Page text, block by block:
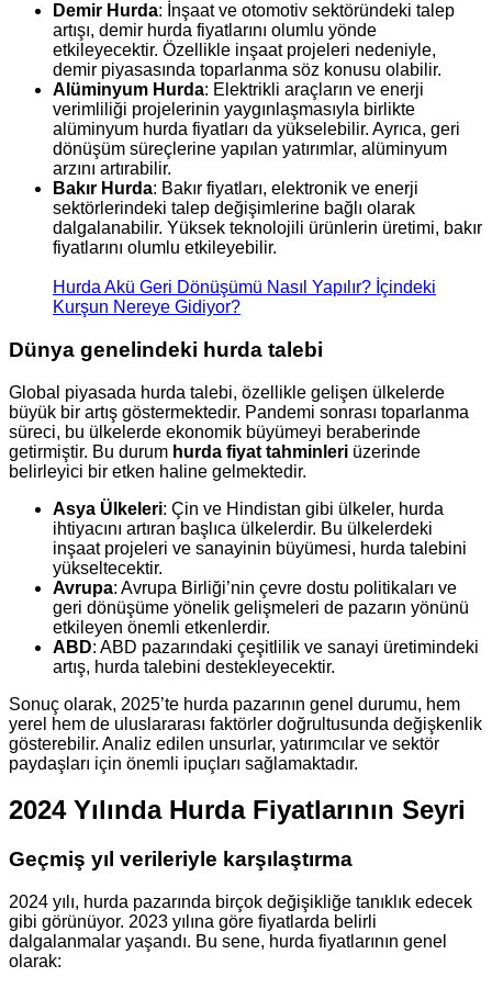
Demir Hurda: İnşaat ve otomotiv sektöründeki talep
artışı, demir hurda fiyatlarını olumlu yönde
etkileyecektir. Özellikle inşaat projeleri nedeniyle,
demir piyasasında toparlanma söz konusu olabilir.
Alüminyum Hurda: Elektrikli araçların ve enerji
verimliliği projelerinin yaygınlaşmasıyla birlikte
alüminyum hurda fiyatları da yükselebilir. Ayrıca, geri
dönüşüm süreçlerine yapılan yatırımlar, alüminyum
arzını artırabilir.
Bakır Hurda: Bakır fiyatları, elektronik ve enerji
sektörlerindeki talep değişimlerine bağlı olarak
dalgalanabilir. Yüksek teknolojili ürünlerin üretimi, bakır
fiyatlarını olumlu etkileyebilir.
Hurda Akü Geri Dönüşümü Nasıl Yapılır? İçindeki
Kurşun Nereye Gidiyor?
Dünya genelindeki hurda talebi
Global piyasada hurda talebi, özellikle gelişen ülkelerde
büyük bir artış göstermektedir. Pandemi sonrası toparlanma
süreci, bu ülkelerde ekonomik büyümeyi beraberinde
getirmiştir. Bu durum hurda fiyat tahminleri üzerinde
belirleyici bir etken haline gelmektedir.
Asya Ülkeleri: Çin ve Hindistan gibi ülkeler, hurda
ihtiyacını artıran başlıca ülkelerdir. Bu ülkelerdeki
inşaat projeleri ve sanayinin büyümesi, hurda talebini
yükseltecektir.
Avrupa: Avrupa Birliği’nin çevre dostu politikaları ve
geri dönüşüme yönelik gelişmeleri de pazarın yönünü
etkileyen önemli etkenlerdir.
ABD: ABD pazarındaki çeşitlilik ve sanayi üretimindeki
artış, hurda talebini destekleyecektir.
Sonuç olarak, 2025’te hurda pazarının genel durumu, hem
yerel hem de uluslararası faktörler doğrultusunda değişkenlik
gösterebilir. Analiz edilen unsurlar, yatırımcılar ve sektör
paydaşları için önemli ipuçları sağlamaktadır.
2024 Yılında Hurda Fiyatlarının Seyri
Geçmiş yıl verileriyle karşılaştırma
2024 yılı, hurda pazarında birçok değişikliğe tanıklık edecek
gibi görünüyor. 2023 yılına göre fiyatlarda belirli
dalgalanmalar yaşandı. Bu sene, hurda fiyatlarının genel
olarak: